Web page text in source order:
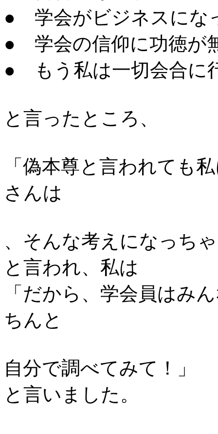
● 学会がビジネスにな
● 学会の信仰に功徳が
● もう私は一切会合に
と言ったところ、
「偽本尊と言われても
さんは
、そんな考えになっち
と言われ、私は
「だから、学会員はみ
ちんと
自分で調べてみて！」
と言いました。